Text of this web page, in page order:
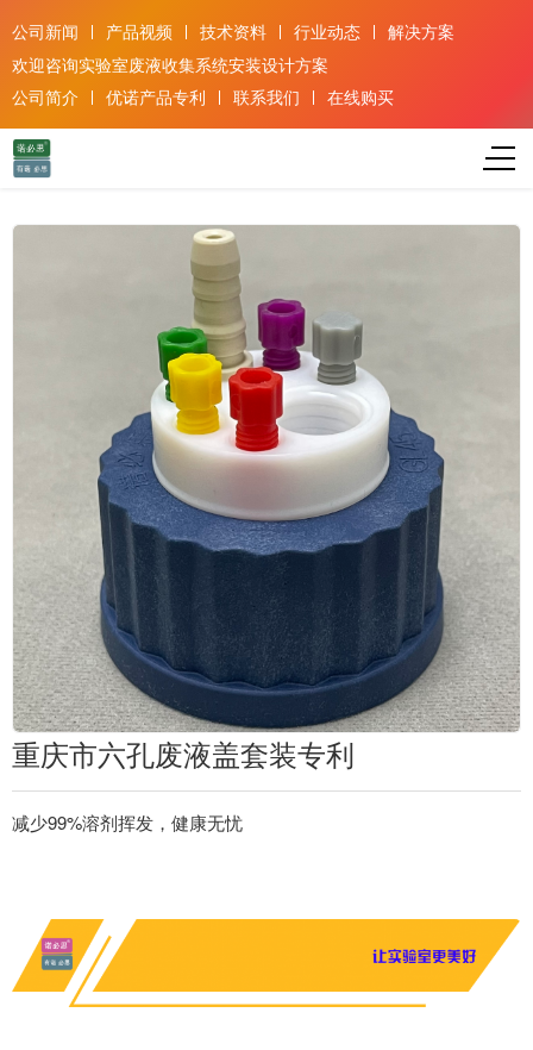
公司新闻 产品视频 技术资料 行业动态
解决方案
欢迎咨询实验室废液收集系统安装设计方案
公司简介
优诺产品专利 联系我们 在线购买
重庆市六孔废液盖套装专利
减少99%溶剂挥发，健康无忧